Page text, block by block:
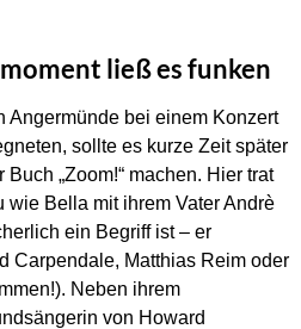
ließ es funken
Angermünde bei einem Konzert
sollte es kurze Zeit später
„Zoom!“ machen. Hier trat
Bella mit ihrem Vater Andrè
ein Begriff ist – er
Carpendale, Matthias Reim oder
Neben ihrem
von Howard